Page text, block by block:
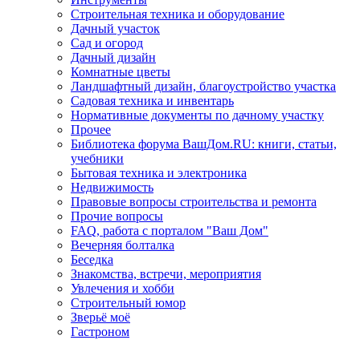
Строительная техника и оборудование
Дачный участок
Сад и огород
Дачный дизайн
Комнатные цветы
Ландшафтный дизайн, благоустройство участка
Садовая техника и инвентарь
Нормативные документы по дачному участку
Прочее
Библиотека форума ВашДом.RU: книги, статьи,
учебники
Бытовая техника и электроника
Недвижимость
Правовые вопросы строительства и ремонта
Прочие вопросы
FAQ, работа с порталом "Ваш Дом"
Вечерняя болталка
Беседка
Знакомства, встречи, мероприятия
Увлечения и хобби
Строительный юмор
Зверьё моё
Гастроном